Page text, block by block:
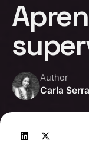
Author
Carla